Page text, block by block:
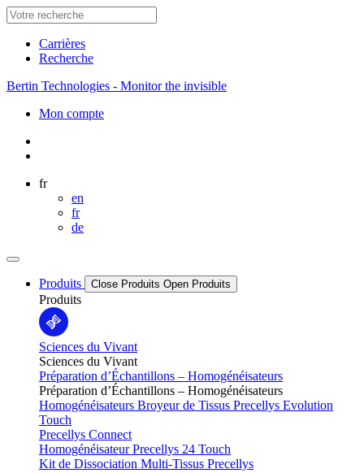
Carrières
Recherche
Bertin Technologies - Monitor the invisible
Mon compte
fr
en
fr
de
Produits Close Produits Open Produits
Produits
Sciences du Vivant
Sciences du Vivant
Préparation d’Échantillons – Homogénéisateurs
Préparation d’Échantillons – Homogénéisateurs
Homogénéisateurs Broyeur de Tissus Precellys Evolution
Touch
Precellys Connect
Homogénéisateur Precellys 24 Touch
Kit de Dissociation Multi-Tissus Precellys